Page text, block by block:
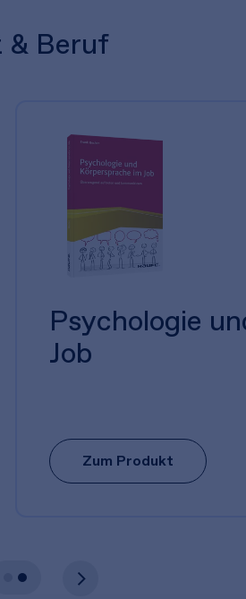
& Beruf
Psychologie
Job
Zum Produkt